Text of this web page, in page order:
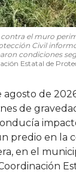
el muro
Civil
condiciones
Estatal de
agosto de
de
predio en la
en el